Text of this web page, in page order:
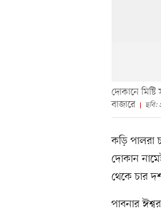
দোকানে
বাজারে
কড়ি পালরা
দোকান
থেকে চার
পাবনার